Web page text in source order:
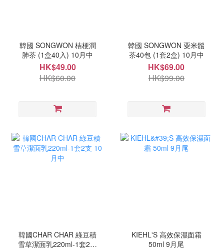
韓國 SONGWON 桔梗潤
肺茶 (1盒40入) 10月中
HK$49.00
HK$60.00
韓國 SONGWON 粟米鬚
茶40包 (1套2盒) 10月中
HK$69.00
HK$99.00
韓國CHAR CHAR 綠豆積
雪草潔面乳220ml-1套2支
KIEHL'S 高效保濕面霜
50ml 9月尾